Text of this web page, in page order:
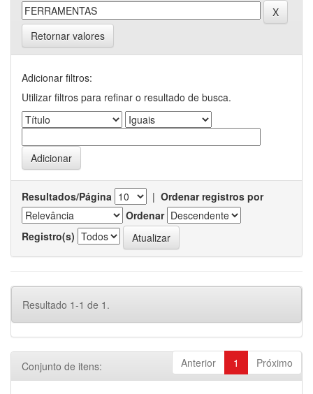
Retornar valores
Adicionar filtros:
Utilizar filtros para refinar o resultado de busca.
Resultados/Página | Ordenar registros por
Ordenar
Registro(s)
Resultado 1-1 de 1.
Anterior 1 Próximo
Conjunto de itens: